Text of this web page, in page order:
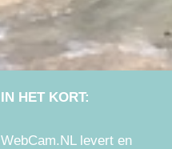
IN HET KORT:
WebCam.NL levert en